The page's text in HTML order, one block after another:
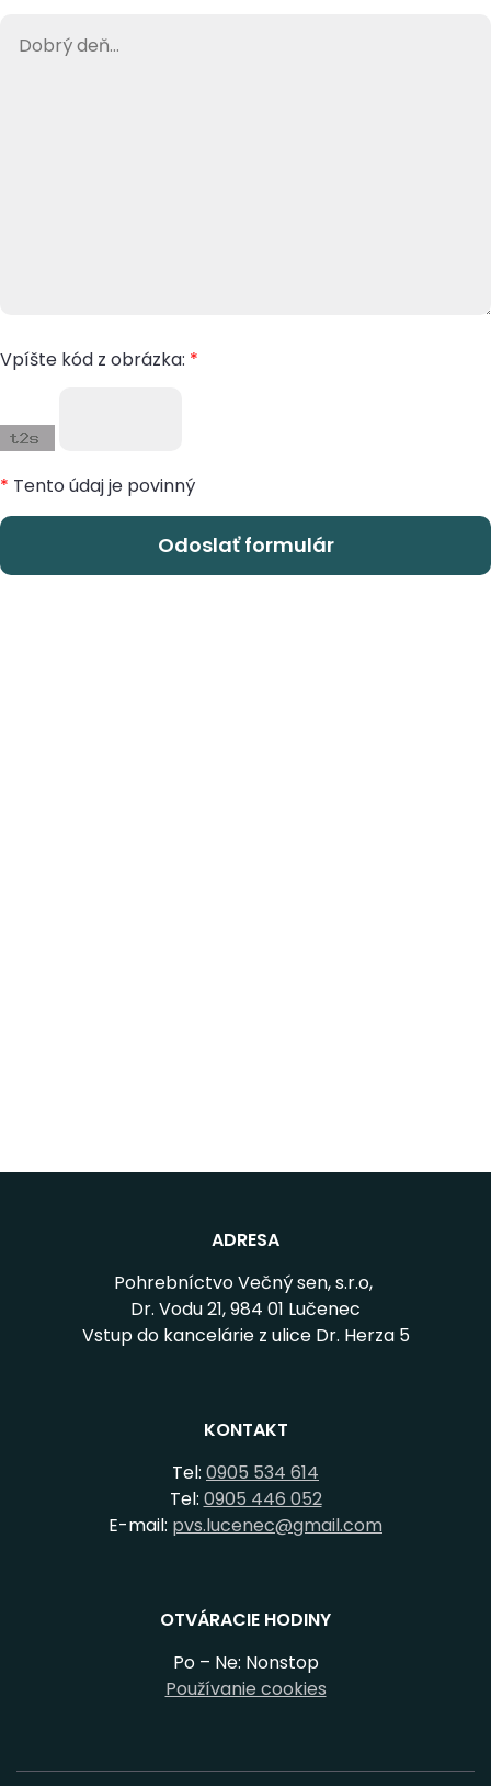
Vpíšte kód z obrázka: *
* Tento údaj je povinný
ADRESA
Pohrebníctvo Večný sen, s.r.o,
Dr. Vodu 21, 984 01 Lučenec
Vstup do kancelárie z ulice Dr. Herza 5
KONTAKT
Tel: 0905 534 614
Tel: 0905 446 052
E-mail: pvs.lucenec@gmail.com
OTVÁRACIE HODINY
Po – Ne: Nonstop
Používanie cookies